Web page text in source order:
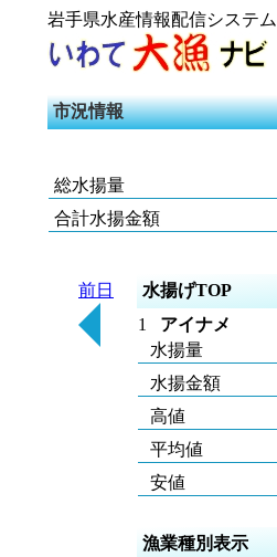
岩手県水産情報配信システム
市況情報
総水揚量
合計水揚金額
前日
水揚げTOP
1
アイナメ
水揚量
水揚金額
高値
平均値
安値
漁業種別表示